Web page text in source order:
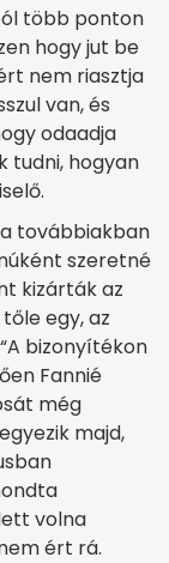
több ponton
hogy jut be
nem riasztja
van, és
odaadja
tudni, hogyan
továbbiakban
szeretné
kizárták az
egy, az
bizonyítékon
Fannié
még
majd,
volna
ért rá.